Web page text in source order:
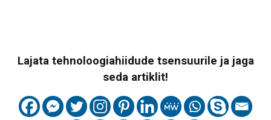
Lajata tehnoloogiahiidude tsensuurile ja jaga
seda artiklit!